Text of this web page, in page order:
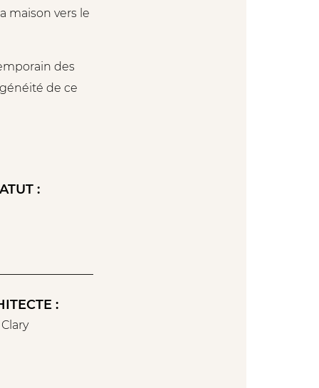
maison vers le
des
de ce
:
: